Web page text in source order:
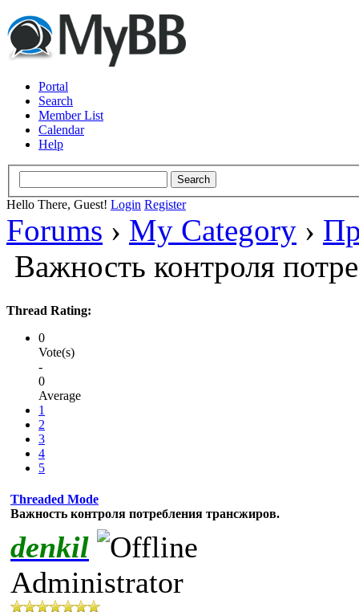
Portal
Search
Member List
Calendar
Help
Hello There, Guest! Login Register
Forums › My Category ›
Важность контроля
Thread Rating:
0
Vote(s)
-
0
Average
1
2
3
4
5
Threaded Mode
Важность контроля потребления трансжиров.
denkil
Administrator